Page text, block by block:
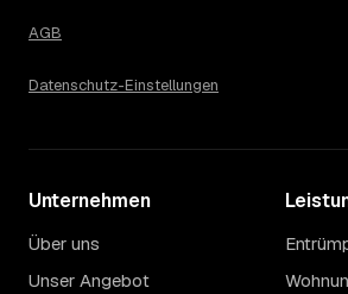
AGB
Datenschutz-Einstellungen
Unternehmen
Über uns
Unser Angebot